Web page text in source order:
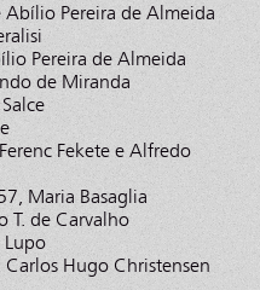
Abílio Pereira de Almeida
Pereira de Almeida
de Miranda
Fekete e Alfredo
Maria Basaglia
T. de Carvalho
Lupo
Hugo Christensen